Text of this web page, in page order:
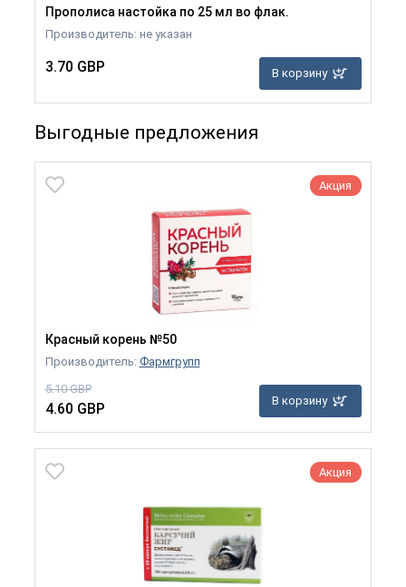
Прополиса настойка по 25 мл во флак.
Производитель: не указан
3.70 GBP В корзину
Выгодные предложения
Акция
Красный корень №50
Производитель: Фармгрупп
5.10 GBP
4.60 GBP В корзину
Акция